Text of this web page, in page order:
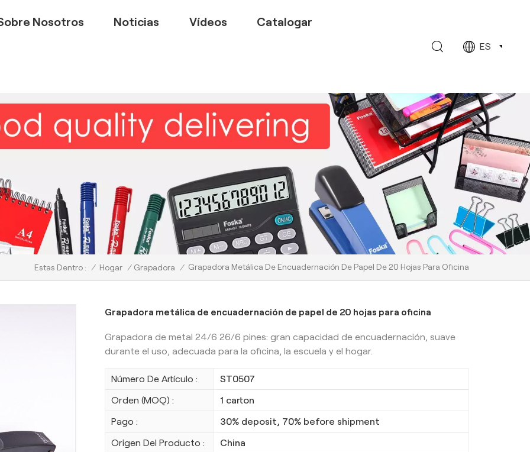
Nosotros Noticias Vídeos Catalogar
ES
Estas Dentro : / Hogar / Grapadora / Grapadora Metálica De Encuadernación De Papel De 20 Hojas Para Oficina
Grapadora metálica de encuadernación de papel de 20 hojas para oficina
Grapadora de metal 24/6 26/6 pines: gran capacidad de encuadernación, suave
durante el uso, adecuada para la oficina, la escuela y el hogar.
Número De Artículo : ST0507
Orden (MOQ) : 1 carton
Pago : 30% deposit, 70% before shipment
Origen Del Producto : China